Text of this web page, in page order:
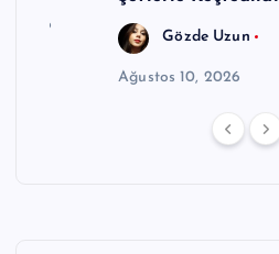
2026
Gözde Uzun
Ağustos 10, 2026